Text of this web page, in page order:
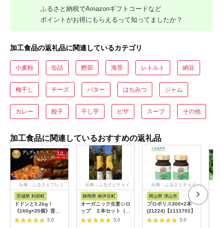
ふるさと納税でAmazonギフトコードなど
ポイントがお得にもらえるって知ってましたか？
加工食品の返礼品に関連しているカテゴリ
小麦粉 缶詰 鰹節 海苔 レトルト 納豆
梅干し チーズ バター はちみつ ジャム
カレー 餃子 干し芋 ピザ スープ その他
加工食品に関連しているおすすめの返礼品
出典：ふるさとプレミ
宮城県 利府町
ドドンと3.2kg！
《160g×20個》昔懐
かしいデミグラスソー
スハンバーグ 肉 洋食
5.0
出典：ふるさとチョイ
静岡県 南伊豆町
オーガニック生姜シロ
ップ ２本セット（プ
レーン） 【 生姜 健
康 ジンジャーシロッ
5.0
出典：ふるさとチョイ
岡山県 津山市
プロポリス300×2本
(21224)【1111702】
5.0